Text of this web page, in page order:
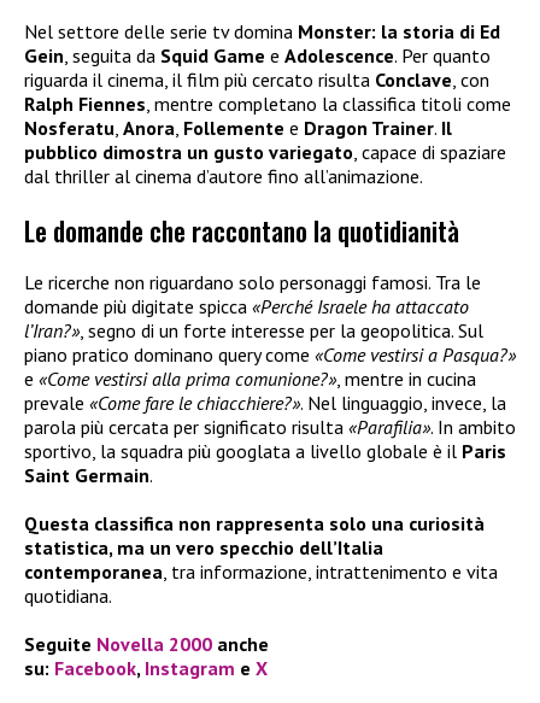
Nel settore delle serie tv domina Monster: la storia di Ed
Gein , seguita da Squid Game e Adolescence. Per quanto
riguarda il cinema, il film più cercato risulta Conclave , con
Ralph Fiennes , mentre completano la classifica titoli come
Nosferatu Anora Follemente e Dragon Trainer. Il
pubblico dimostra un gusto variegato , capace di spaziare
dal thriller al cinema d’autore fino all’animazione.
Le domande che raccontano la quotidianità
Le ricerche non riguardano solo personaggi famosi. Tra le
domande più digitate spicca «Perché Israele ha attaccato
l’Iran?», segno di un forte interesse per la geopolitica. Sul
piano pratico dominano query come «Come vestirsi a Pasqua?»
e «Come vestirsi alla prima comunione?», mentre in cucina
prevale «Come fare le chiacchiere?». Nel linguaggio, invece, la
parola più cercata per significato risulta «Parafilia». In ambito
sportivo, la squadra più googlata a livello globale è il Paris
Saint Germain.
Questa classifica non rappresenta solo una curiosità
statistica, ma un vero specchio dell’Italia
contemporanea , tra informazione, intrattenimento e vita
quotidiana.
Seguite Novella 2000 anche
su: Facebook, Instagram e X